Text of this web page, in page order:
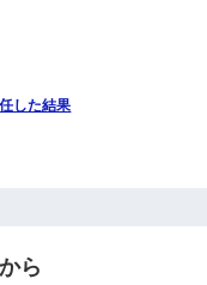
した結果
ら